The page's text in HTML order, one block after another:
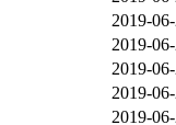
2019-
2019-
2019-
2019-
2019-